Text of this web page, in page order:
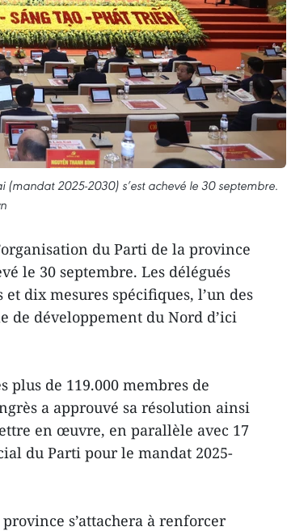
2025-2030) s’est achevé le 30 septembre.
du Parti de la province
le 30 septembre. Les délégués
dix mesures spécifiques, l’un des
de développement du Nord d’ici
plus de 119.000 membres de
a approuvé sa résolution ainsi
en œuvre, en parallèle avec 17
du Parti pour le mandat 2025-
s’attachera à renforcer